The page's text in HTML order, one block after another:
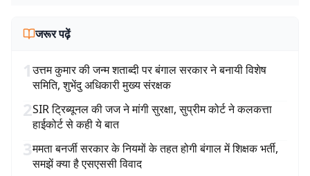
जरूर पढ़ें
1उत्तम कुमार की जन्म शताब्दी पर बंगाल सरकार ने बनायी विशेष
समिति, शुभेंदु अधिकारी मुख्य संरक्षक
2SIR ट्रिब्यूनल की जज ने मांगी सुरक्षा, सुप्रीम कोर्ट ने कलकत्ता
हाईकोर्ट से कही ये बात
3ममता बनर्जी सरकार के नियमों के तहत होगी बंगाल में शिक्षक भर्ती,
समझें क्या है एसएससी विवाद